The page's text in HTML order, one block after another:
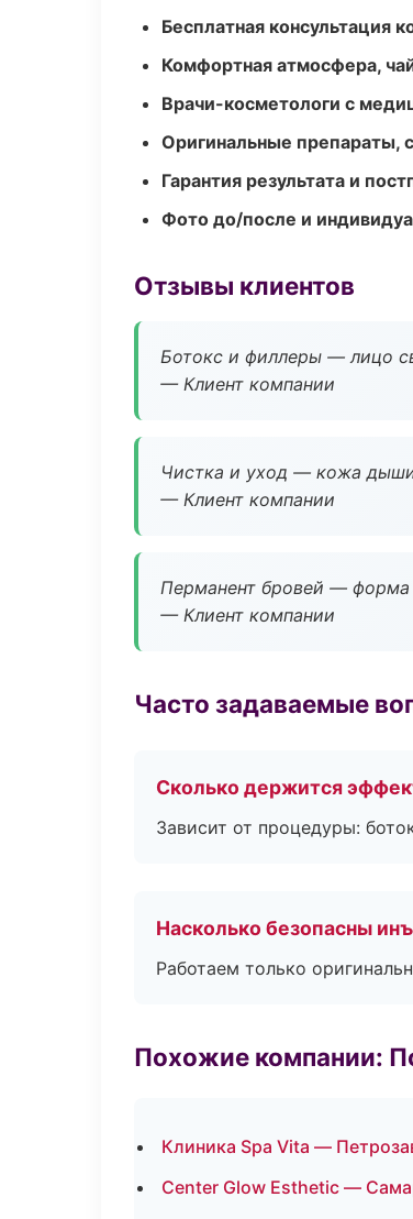
Бесплатная консультация
Комфортная атмосфера,
Врачи-косметологи с
Оригинальные препараты,
Гарантия результата и
Фото до/после и
Отзывы клиентов
Ботокс и филлеры — лицо
— Клиент компании
Чистка и уход — кожа
— Клиент компании
Перманент бровей — форма
— Клиент компании
Часто задаваемые
Сколько держится
Зависит от процедуры:
Насколько безопасны
Работаем только
Похожие компании:
Клиника Spa Vita —
Center Glow Esthetic —